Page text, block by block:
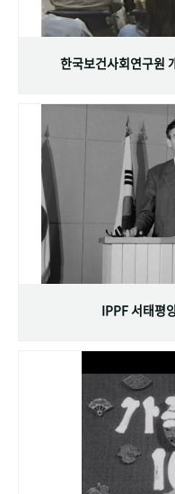
한국보건사회연구원
IPPF 서태평